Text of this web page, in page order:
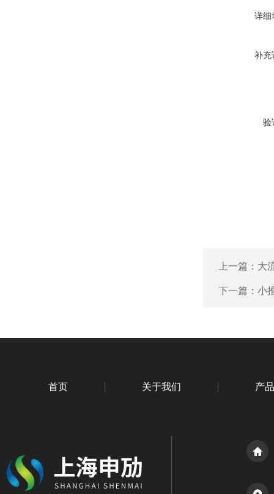
详细
补充
验
上一篇： 大
下一篇： 小
首页 关于我们 产